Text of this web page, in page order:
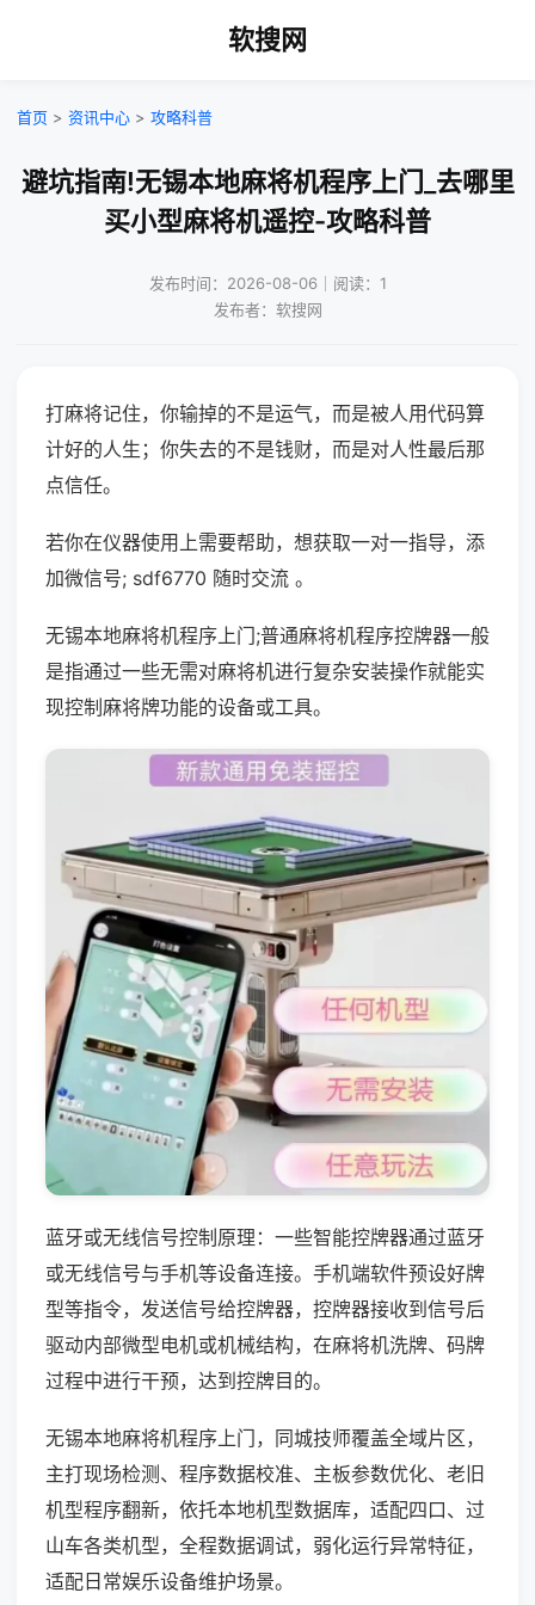
软搜网
首页 > 资讯中心 > 攻略科普
避坑指南!无锡本地麻将机程序上门_去哪里
买小型麻将机遥控-攻略科普
发布时间：2026-08-06｜阅读：1
发布者：软搜网
打麻将记住，你输掉的不是运气，而是被人用代码算
计好的人生；你失去的不是钱财，而是对人性最后那
点信任。
若你在仪器使用上需要帮助，想获取一对一指导，添
加微信号; sdf6770 随时交流 。
无锡本地麻将机程序上门;普通麻将机程序控牌器一般
是指通过一些无需对麻将机进行复杂安装操作就能实
现控制麻将牌功能的设备或工具。
蓝牙或无线信号控制原理：一些智能控牌器通过蓝牙
或无线信号与手机等设备连接。手机端软件预设好牌
型等指令，发送信号给控牌器，控牌器接收到信号后
驱动内部微型电机或机械结构，在麻将机洗牌、码牌
过程中进行干预，达到控牌目的。
无锡本地麻将机程序上门，同城技师覆盖全域片区，
主打现场检测、程序数据校准、主板参数优化、老旧
机型程序翻新，依托本地机型数据库，适配四口、过
山车各类机型，全程数据调试，弱化运行异常特征，
适配日常娱乐设备维护场景。